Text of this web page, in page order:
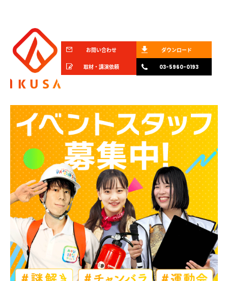
お問い合わせ ダウンロード
取材・講演依頼 03-5960-0193